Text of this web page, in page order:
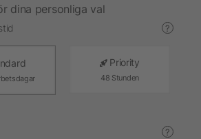
dina personliga val
?
Priority
48 Stunden
?